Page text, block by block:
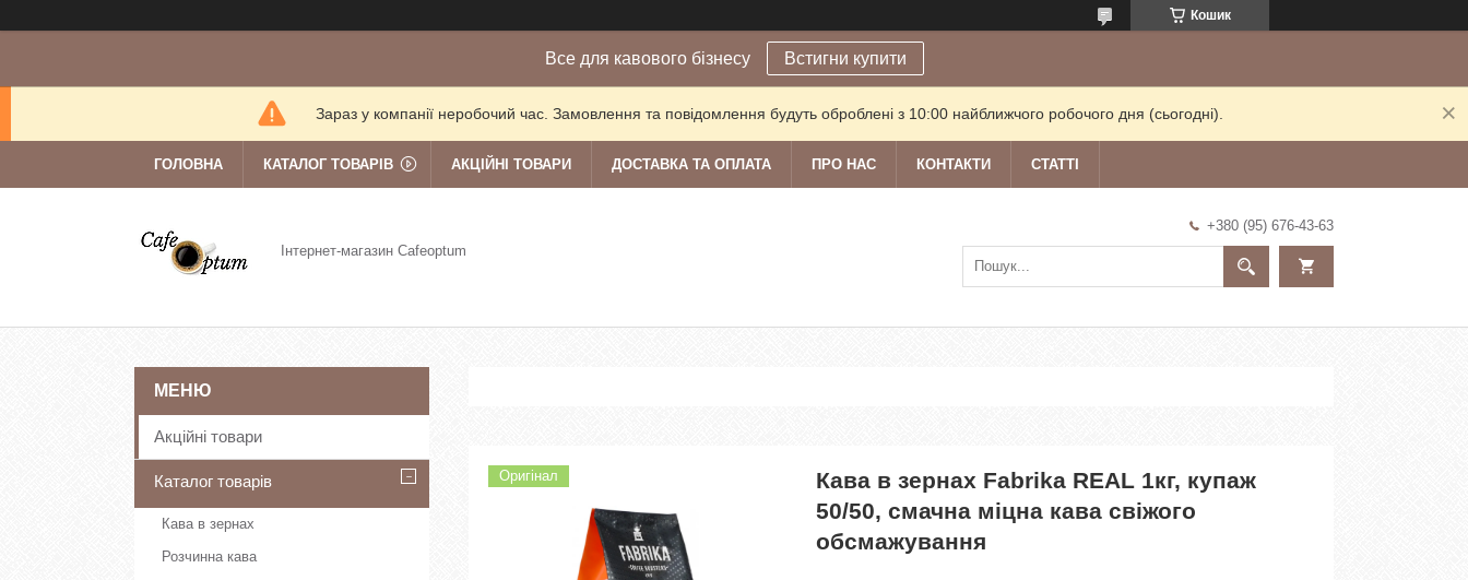
Кошик
Все для кавового бізнесу Встигни купити
Зараз у компанії неробочий час. Замовлення та повідомлення будуть оброблені з 10:00 найближчого робочого дня (сьогодні).
ГОЛОВНА КАТАЛОГ ТОВАРІВ АКЦІЙНІ ТОВАРИ ДОСТАВКА ТА ОПЛАТА ПРО НАС КОНТАКТИ СТАТТІ
Інтернет-магазин Cafeoptum
+380 (95) 676-43-63
Оригінал
Кава в зернах Fabrika REAL 1кг, купаж
50/50, смачна міцна кава свіжого
обсмажування
Акційні товари
Каталог товарів
Кава в зернах
Розчинна кава